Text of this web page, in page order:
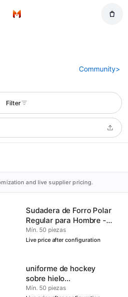
Inicio
Community>
Filter
and live supplier pricing.
Sudadera de Forro Polar
Regular para Hombre -
Cómoda y Versátil
Mín. 50 piezas
Live price after configuration
uniforme de hockey
sobre hielo
personalizado para
Mín. 50 piezas